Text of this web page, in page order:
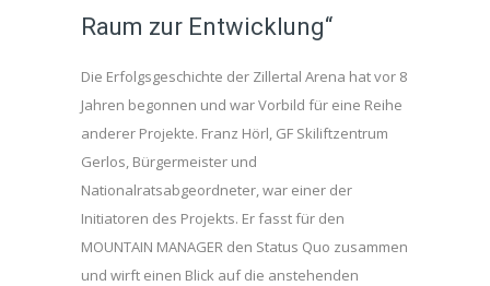
Raum zur Entwicklung“
Die Erfolgsgeschichte der Zillertal Arena hat vor 8
Jahren begonnen und war Vorbild für eine Reihe
anderer Projekte. Franz Hörl, GF Skiliftzentrum
Gerlos, Bürgermeister und
Nationalratsabgeordneter, war einer der
Initiatoren des Projekts. Er fasst für den
MOUNTAIN MANAGER den Status Quo zusammen
und wirft einen Blick auf die anstehenden